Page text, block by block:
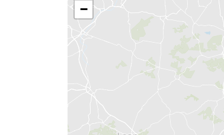
−